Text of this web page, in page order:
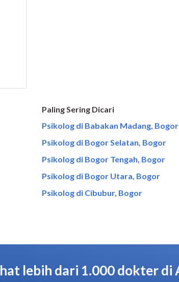
Paling Sering Dicari
Psikolog di Babakan Madang, Bogor
Psikolog di Bogor Selatan, Bogor
Psikolog di Bogor Tengah, Bogor
Psikolog di Bogor Utara, Bogor
Psikolog di Cibubur, Bogor